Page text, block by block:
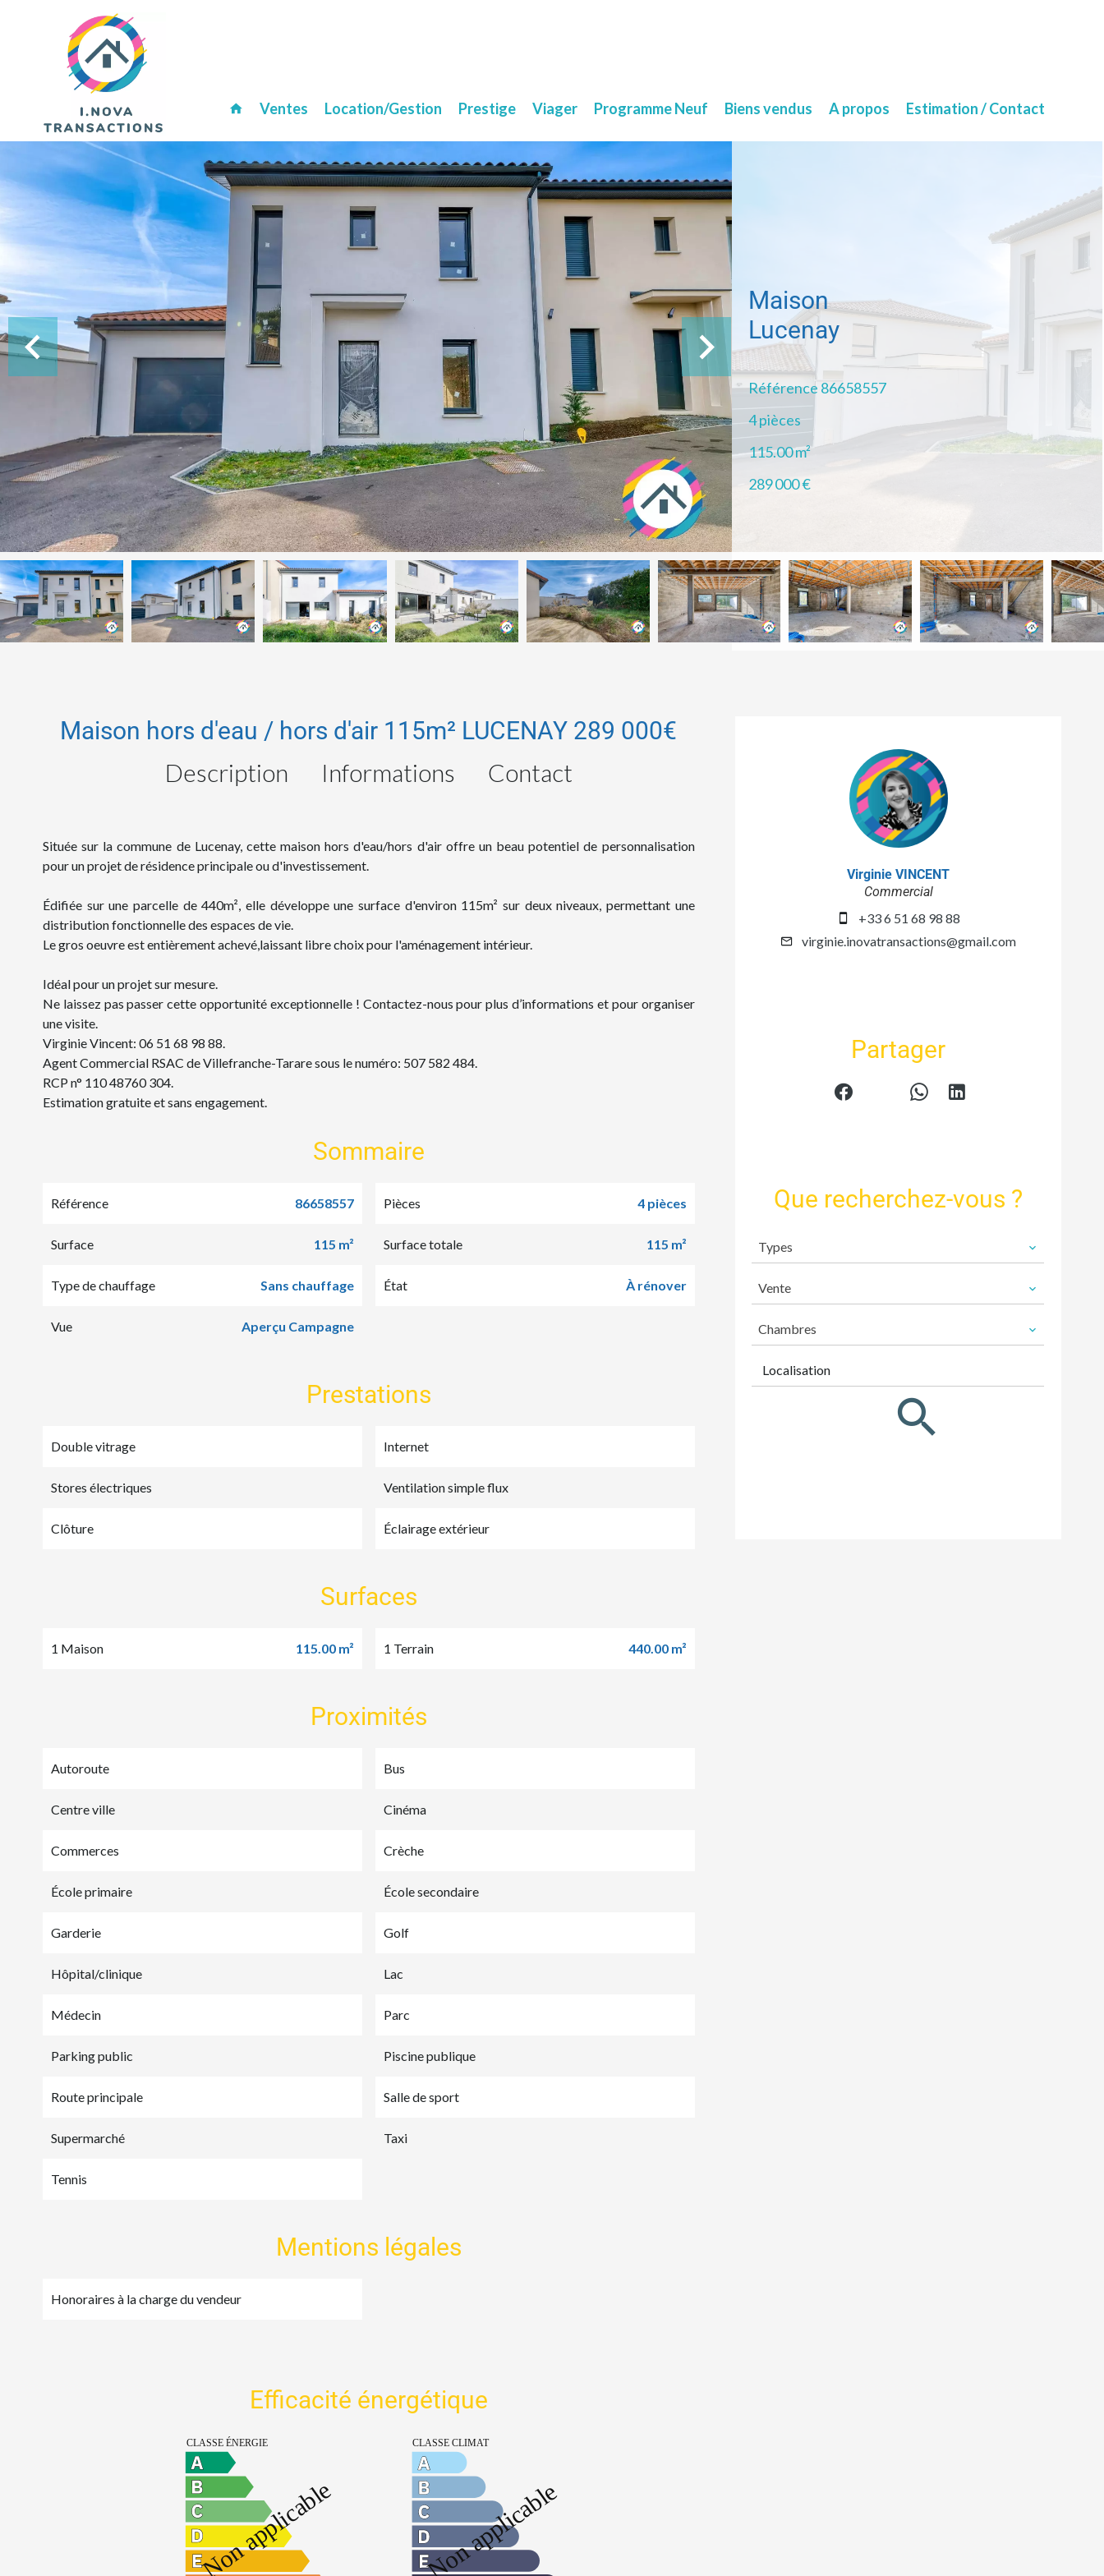
Ventes Location/Gestion Prestige Viager Programme Neuf Biens vendus A propos Estimation / Contact
Maison
Lucenay
Référence 86658557
4 pièces
115.00m²
289 000 €
Maison hors d'eau / hors d'air 115m² LUCENAY 289 000€
Description Informations Contact
Située sur la commune de Lucenay, cette maison hors d'eau/hors d'air offre un beau potentiel de personnalisation
pour un projet de résidence principale ou d'investissement.
Édifiée sur une parcelle de 440m², elle développe une surface d'environ 115m² sur deux niveaux, permettant une
distribution fonctionnelle des espaces de vie.
Le gros oeuvre est entièrement achevé,laissant libre choix pour l'aménagement intérieur.
Idéal pour un projet sur mesure.
Ne laissez pas passer cette opportunité exceptionnelle ! Contactez-nous pour plus d’informations et pour organiser
une visite.
Virginie Vincent: 06 51 68 98 88.
Agent Commercial RSAC de Villefranche-Tarare sous le numéro: 507 582 484.
RCP n° 110 48760 304.
Estimation gratuite et sans engagement.
Sommaire
Référence 86658557 Pièces 4 pièces
Surface 115 m² Surface totale 115 m²
Type de chauffage Sans chauffage État À rénover
Vue Aperçu Campagne
Prestations
Double vitrage Internet
Stores électriques Ventilation simple flux
Clôture Éclairage extérieur
Surfaces
1 Maison 115.00 m² 1 Terrain 440.00 m²
Proximités
Autoroute Bus
Centre ville Cinéma
Commerces Crèche
École primaire École secondaire
Garderie Golf
Hôpital/clinique Lac
Médecin Parc
Parking public Piscine publique
Route principale Salle de sport
Supermarché Taxi
Tennis
Mentions légales
Honoraires à la charge du vendeur
Efficacité énergétique
Virginie VINCENT
Commercial
+33 6 51 68 98 88
virginie.inovatransactions@gmail.com
Partager
Que recherchez-vous ?
Types
Vente
Chambres
Localisation